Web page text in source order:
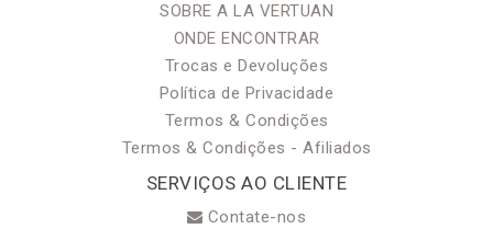
SOBRE A LA VERTUAN
ONDE ENCONTRAR
Trocas e Devoluções
Política de Privacidade
Termos & Condições
Termos & Condições - Afiliados
SERVIÇOS AO CLIENTE
Contate-nos